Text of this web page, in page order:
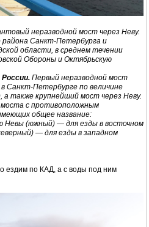
неразводной мост через Неву.
района Санкт-Петербурга и
области, в среднем течении
Обороны и Октябрьскую
Первый неразводной мост
Санкт-Петербурге по величине
также крупнейший мост через Неву.
с противоположным
общее название:
Невы (южный) — для езды в восточном
— для езды в западном
ездим по КАД, а с воды под ним